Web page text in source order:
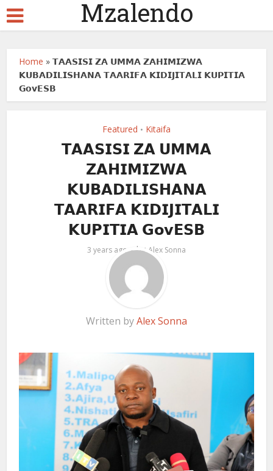
Mzalendo
Home »𝗧𝗔𝗔𝗦𝗜𝗦𝗜 𝗭𝗔 𝗨𝗠𝗠𝗔 𝗭𝗔𝗛𝗜𝗠𝗜𝗭𝗪𝗔
𝗞𝗨𝗕𝗔𝗗𝗜𝗟𝗜𝗦𝗛𝗔𝗡𝗔 𝗧𝗔𝗔𝗥𝗜𝗙𝗔 𝗞𝗜𝗗𝗜𝗝𝗜𝗧𝗔𝗟𝗜 𝗞𝗨𝗣𝗜𝗧𝗜𝗔
𝗚𝗼𝘃𝗘𝗦𝗕
Featured • Kitaifa
𝗧𝗔𝗔𝗦𝗜𝗦𝗜 𝗭𝗔 𝗨𝗠𝗠𝗔
𝗭𝗔𝗛𝗜𝗠𝗜𝗭𝗪𝗔
𝗞𝗨𝗕𝗔𝗗𝗜𝗟𝗜𝗦𝗛𝗔𝗡𝗔
𝗧𝗔𝗔𝗥𝗜𝗙𝗔 𝗞𝗜𝗗𝗜𝗝𝗜𝗧𝗔𝗟𝗜
𝗞𝗨𝗣𝗜𝗧𝗜𝗔 𝗚𝗼𝘃𝗘𝗦𝗕
3 years ago by Alex Sonna
Written byAlex Sonna